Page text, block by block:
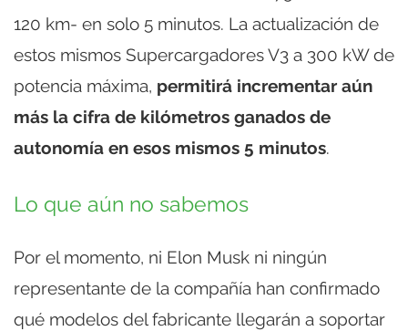
120 km- en solo 5 minutos. La actualización de
estos mismos Supercargadores V3 a 300 kW de
potencia máxima, permitirá incrementar aún
más la cifra de kilómetros ganados de
autonomía en esos mismos 5 minutos.
Lo que aún no sabemos
Por el momento, ni Elon Musk ni ningún
representante de la compañía han confirmado
qué modelos del fabricante llegarán a soportar